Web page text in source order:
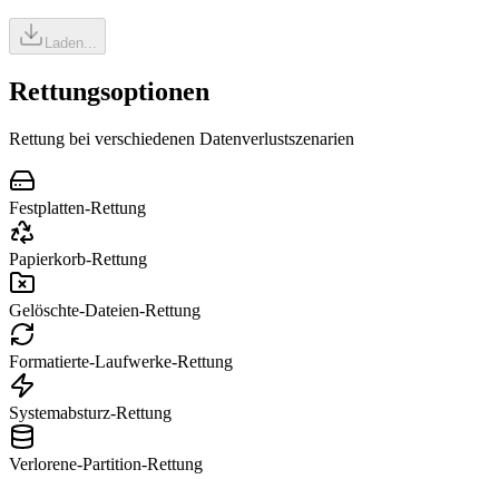
Laden...
Rettungsoptionen
Rettung bei verschiedenen Datenverlustszenarien
Festplatten-Rettung
Papierkorb-Rettung
Gelöschte-Dateien-Rettung
Formatierte-Laufwerke-Rettung
Systemabsturz-Rettung
Verlorene-Partition-Rettung